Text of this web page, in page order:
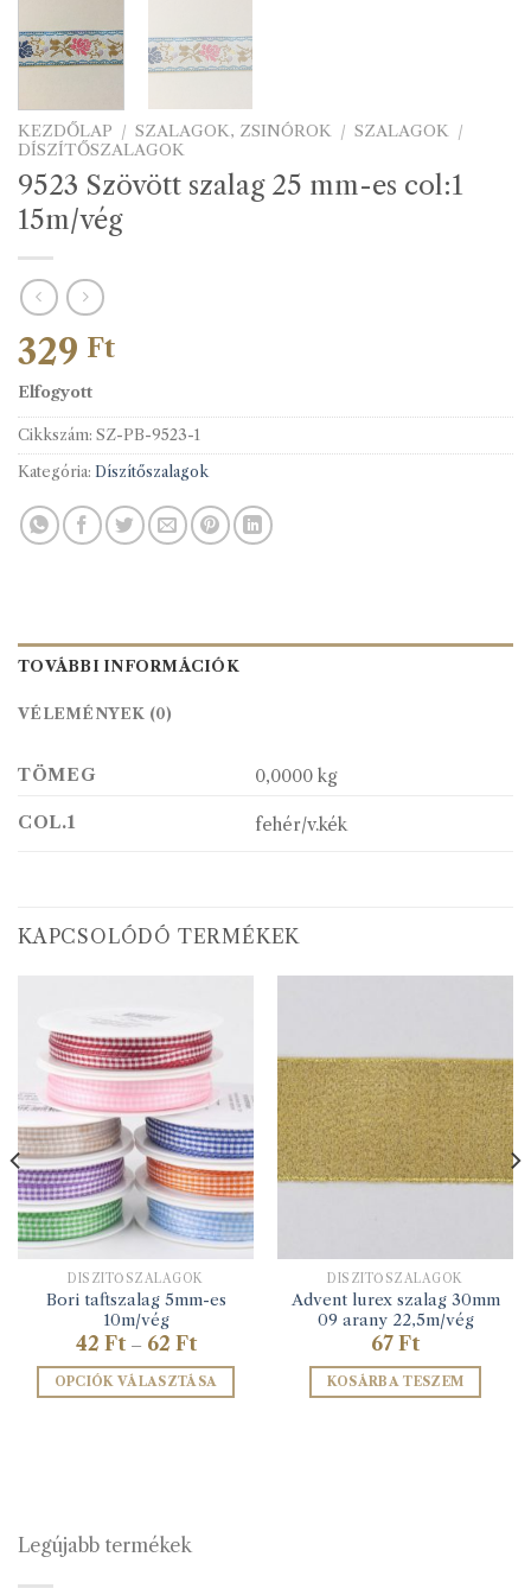
KEZDŐLAP / SZALAGOK, ZSINÓROK / SZALAGOK /
DÍSZÍTŐSZALAGOK
9523 Szövött szalag 25 mm-es col:1
15m/vég
329 Ft
Elfogyott
Cikkszám: SZ-PB-9523-1
Kategória: Díszítőszalagok
TOVÁBBI INFORMÁCIÓK
VÉLEMÉNYEK (0)
TÖMEG 0,0000 kg
COL.1 fehér/v.kék
KAPCSOLÓDÓ TERMÉKEK
DÍSZÍTŐSZALAGOK
Bori taftszalag 5mm-es
10m/vég
42 Ft – 62 FtÁrtartomány:
42 Ft
-
62 Ft
OPCIÓK VÁLASZTÁSA
van.
A
DÍSZÍTŐSZALAGOK
Advent lurex szalag 30mm
09 arany 22,5m/vég
67 Ft
KOSÁRBA TESZEM
Legújabb termékek